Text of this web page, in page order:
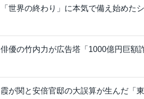
「世界の終わり」に本気で備え始めた
俳優の竹内力が広告塔「1000億円巨額
霞が関と安倍官邸の大誤算が生んだ「